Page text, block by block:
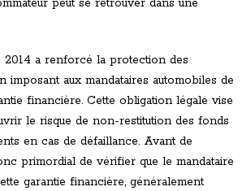
peut se retrouver dans une
2014 a renforcé la protection des
imposant aux mandataires automobiles de
financière. Cette obligation légale vise
le risque de non-restitution des fonds
en cas de défaillance. Avant de
primordial de vérifier que le mandataire
garantie financière, généralement